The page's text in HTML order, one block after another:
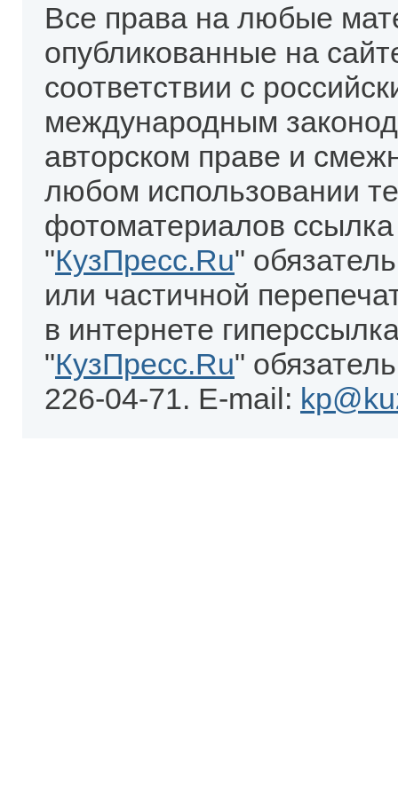
Все права на любые
опубликованные на
соответствии с
международным
авторском праве и
любом использовании
фотоматериалов
"КузПресс.Ru"
или частичной
в интернете
"КузПресс.Ru"
226-04-71. E-mail: